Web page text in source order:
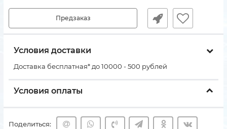
Предзаказ
Условия доставки
Доставка бесплатная* до 10000 - 500 рублей
Условия оплаты
Поделиться: